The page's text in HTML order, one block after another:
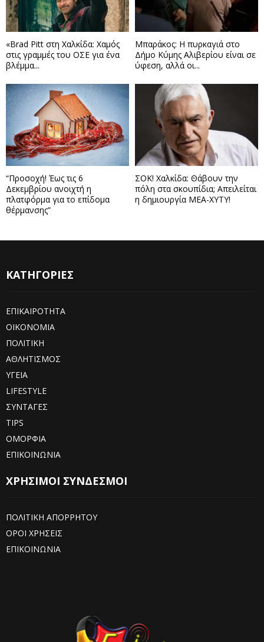
«Brad Pitt στη Χαλκίδα: Χαμός
στις γραμμές του ΟΣΕ για ένα
βλέμμα...
Μπαράκος: Η πυρκαγιά στο
Δήμο Κύμης Αλιβερίου είναι σε
ύφεση, αλλά οι...
“Προσοχή! Έως τις 6
Δεκεμβρίου ανοιχτή η
πλατφόρμα για το επίδομα
θέρμανσης”
ΣΟΚ! Χαλκίδα: Θάβουν την
πόλη στα σκουπίδια; Απειλείται
η δημιουργία ΜΕΑ-ΧΥΤΥ!
ΚΑΤΗΓΟΡΙΕΣ
ΕΠΙΚΑΙΡΟΤΗΤΑ
ΟΙΚΟΝΟΜΙΑ
ΠΟΛΙΤΙΚΗ
ΑΘΛΗΤΙΣΜΟΣ
ΥΓΕΙΑ
LIFESTYLE
ΣΥΝΤΑΓΕΣ
TIPS
ΟΜΟΡΦΙΑ
ΕΠΙΚΟΙΝΩΝΙΑ
ΧΡΗΣΙΜΟΙ ΣΥΝΔΕΣΜΟΙ
ΠΟΛΙΤΙΚΗ ΑΠΟΡΡΗΤΟΥ
ΟΡΟΙ ΧΡΗΣΕΙΣ
ΕΠΙΚΟΙΝΩΝΙΑ